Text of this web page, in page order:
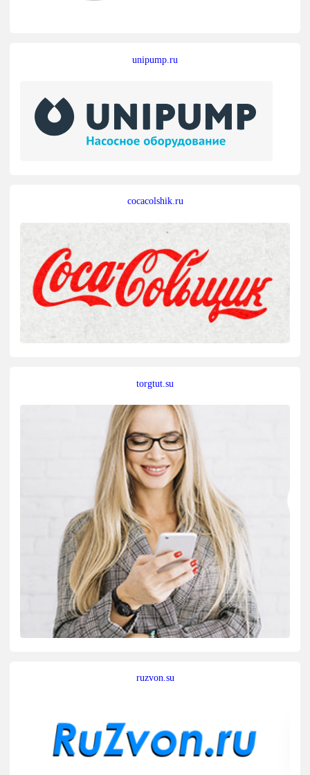
unipump.ru
cocacolshik.ru
torgtut.su
ruzvon.su